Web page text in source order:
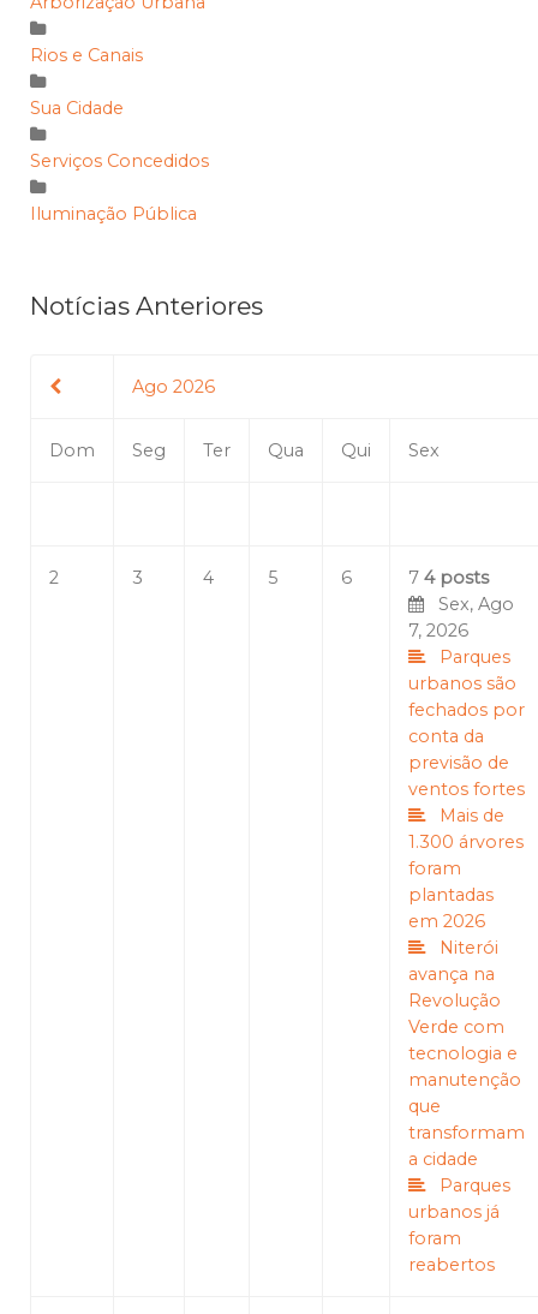
Rios e Canais
Sua Cidade
Serviços Concedidos
Iluminação Pública
Notícias Anteriores
Ago 2026
Dom Seg Ter Qua Qui Sex
2 3 4 5 6 7 4 posts
Sex, Ago
7, 2026
Parques
urbanos são
fechados por
conta da
previsão de
ventos fortes
Mais de
1.300 árvores
foram
plantadas
em 2026
Niterói
avança na
Revolução
Verde com
tecnologia e
manutenção
que
transformam
a cidade
Parques
urbanos já
foram
reabertos